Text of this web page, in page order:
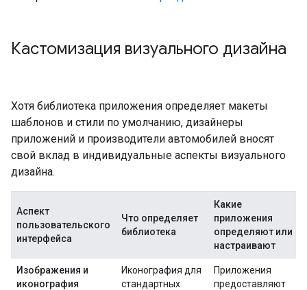
Кастомизация визуального дизайна
Хотя библиотека приложения определяет макеты
шаблонов и стили по умолчанию, дизайнеры
приложений и производители автомобилей вносят
свой вклад в индивидуальные аспекты визуального
дизайна.
Аспект
пользовательского
интерфейса
Что определяет
библиотека
Какие
приложения
определяют или
настраивают
Изображения и
иконография
Иконография для
стандартных
Приложения
предоставляют